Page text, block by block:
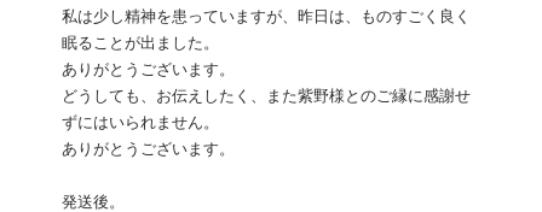
私は少し精神を患っていますが、昨日は、ものすごく良く
眠ることが出ました。
ありがとうございます。
どうしても、お伝えしたく、また紫野様とのご縁に感謝せ
ずにはいられません。
ありがとうございます。
発送後。